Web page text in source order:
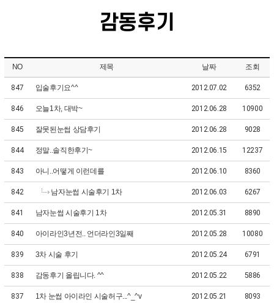
감동후기
NO 제목 날짜 조회
847 입술후기요^^ 2012.07.02 6352
846 오늘1차, 대박~ 2012.06.28 10900
845 잘못된눈썹 상담후기 2012.06.28 9028
844 정말..솔직한후기~ 2012.06.15 12237
843 아니..어떻게 이런데를 2012.06.10 8360
842 남자눈썹 시술후기 1차 2012.06.03 6267
841 남자눈썹 시술후기 1차 2012.05.31 8890
840 아이라인3년전.. 언더라인3일째 2012.05.28 10080
839 3차 시술 후기 2012.05.24 6791
838 감동후기 올립니다. ^^ 2012.05.22 5886
837 1차 눈썹 아이라인 시술허구...^_^v 2012.05.21 8093